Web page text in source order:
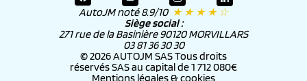
AutoJM noté 8.9/10 ★ ★ ★ ★ ☆
Siège social :
271 rue de la Basinière 90120 MORVILLARS
03 81 36 30 30
© 2026 AUTOJM SAS Tous droits
réservés SAS au capital de 1 712 080€
Mentions légales & cookies